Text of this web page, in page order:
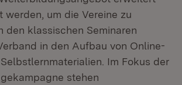
werden, um die Vereine zu
den klassischen Seminaren
in den Aufbau von Online-
Im Fokus der
stehen